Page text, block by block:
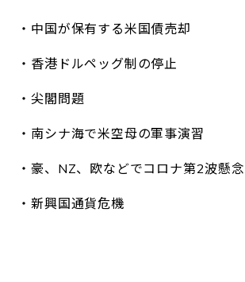
・中国が保有する米国債売却
・香港ドルペッグ制の停止
・尖閣問題
・南シナ海で米空母の軍事演習
・豪、NZ、欧などでコロナ第2波懸念
・新興国通貨危機